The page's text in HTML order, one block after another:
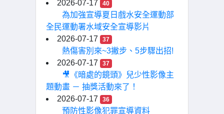
2026-07-17
40
為加強宣導夏日戲水安全運動部
全民運動署水域安全宣導影片
2026-07-17
37
熱傷害別來~3撇步、5步驟出招!
2026-07-17
37
🎥《暗處的鏡頭》兒少性影像主
題動畫 － 抽獎活動來了！
2026-07-17
36
預防性影像犯罪宣導資料